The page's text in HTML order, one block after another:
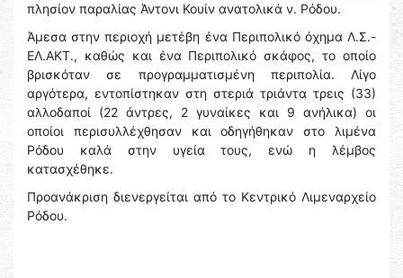
πλησίον παραλίας Άντονι Κουίν ανατολικά ν. Ρόδου.
Άμεσα στην περιοχή μετέβη ένα Περιπολικό όχημα Λ.Σ.-
ΕΛ.ΑΚΤ., καθώς και ένα Περιπολικό σκάφος, το οποίο
βρισκόταν σε προγραμματισμένη περιπολία. Λίγο
αργότερα, εντοπίστηκαν στη στεριά τριάντα τρεις (33)
αλλοδαποί (22 άντρες, 2 γυναίκες και 9 ανήλικα) οι
οποίοι περισυλλέχθησαν και οδηγήθηκαν στο λιμένα
Ρόδου καλά στην υγεία τους, ενώ η λέμβος
κατασχέθηκε.
Προανάκριση διενεργείται από το Κεντρικό Λιμεναρχείο
Ρόδου.